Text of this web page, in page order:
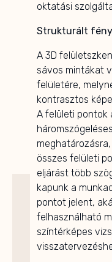
oktatási
Strukturált
A 3D
sávos mintákat
felületére,
kontrasztos
A felületi
összes felületi
eljárást több
kapunk a
pontot jelent,
felhasználható
színtérképes